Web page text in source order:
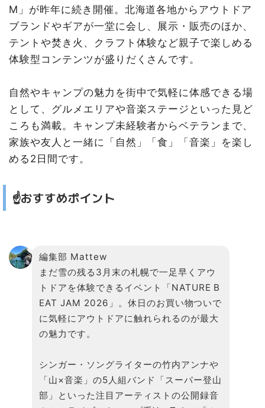
M」が昨年に続き開催。北海道各地からアウトドア
ブランドやギアが一堂に会し、展示・販売のほか、
テントや焚き火、クラフト体験など親子で楽しめる
体験型コンテンツが盛りだくさんです。
自然やキャンプの魅力を街中で気軽に体感できる場
として、グルメエリアや音楽ステージといった見ど
ころも満載。キャンプ未経験者からベテランまで、
家族や友人と一緒に「自然」「食」「音楽」を楽し
める2日間です。
☝️おすすめポイント
編集部 Mattew
まだ雪の残る3月末の札幌で一足早くアウ
トドアを体験できるイベント「NATURE B
EAT JAM 2026」。休日のお買い物ついで
に気軽にアウトドアに触れられるのが最大
の魅力です。
シンガー・ソングライターの竹内アンナや
「山×音楽」の5人組バンド「スーパー登山
部」といった注目アーティストの公開録音